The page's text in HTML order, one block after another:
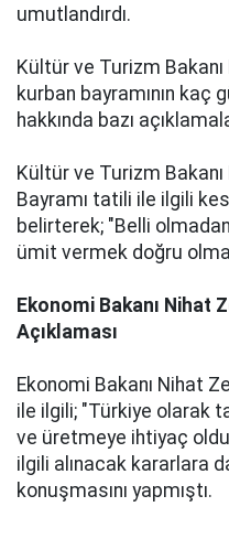
umutlandırdı.
Kültür ve Turizm
kurban bayramının kaç
hakkında bazı
Kültür ve Turizm
Bayramı tatili ile ilgili
belirterek; "Belli
ümit vermek doğru
Ekonomi Bakanı Nihat
Açıklaması
Ekonomi Bakanı Nihat
ile ilgili; "Türkiye olarak
ve üretmeye ihtiyaç
ilgili alınacak kararlara
konuşmasını yapmıştı.